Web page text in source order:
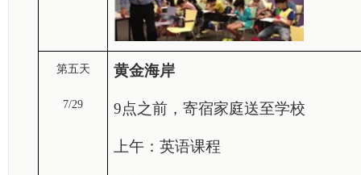
第五天
7/29
黄金海岸
9点之前，寄宿家庭送至学校
上午：英语课程